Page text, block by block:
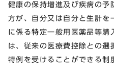
健康の保持増進及び疾病の予
方が、自分又は自分と生計を
に係る特定一般用医薬品等
は、従来の医療費控除との
特例を受けることができる制